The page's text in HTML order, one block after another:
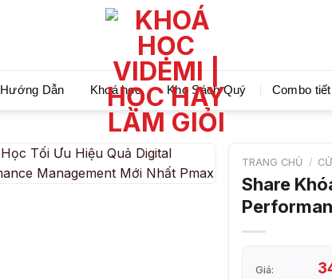
Videmi giúp bạn học tiết kiệm và tiến bộ hơn mỗi
Hướng Dẫn Khoá học Kho Sách Quý Combo
TRANG CHỦ /
Share
Giá: